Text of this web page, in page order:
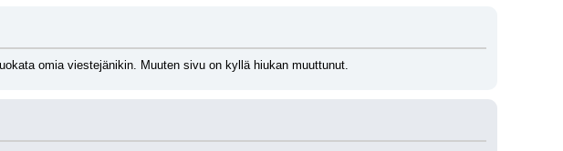
omia viestejänikin. Muuten sivu on kyllä hiukan muuttunut.